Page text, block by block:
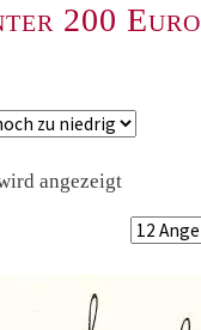
200 Euro
angezeigt